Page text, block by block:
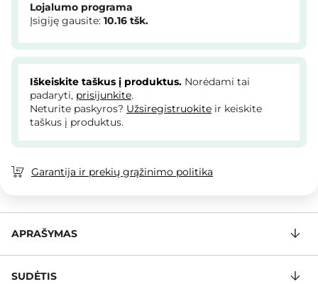
Lojalumo programa
Įsigiję gausite: 10.16 tšk.
Iškeiskite taškus į produktus. Norėdami tai
padaryti, prisijunkite.
Neturite paskyros? Užsiregistruokite ir keiskite
taškus į produktus.
Garantija ir prekių grąžinimo politika
APRAŠYMAS
SUDĖTIS